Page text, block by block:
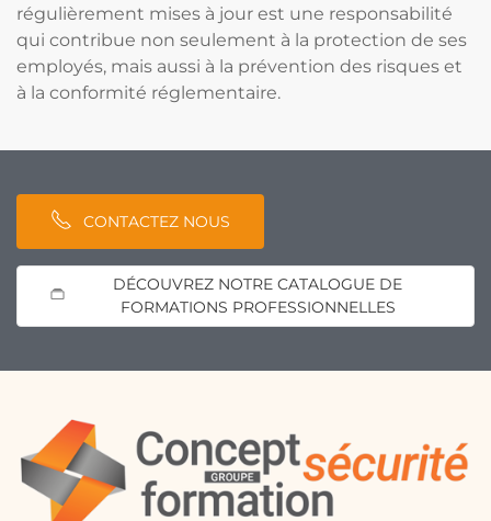
régulièrement mises à jour est une responsabilité
qui contribue non seulement à la protection de ses
employés, mais aussi à la prévention des risques et
à la conformité réglementaire.
CONTACTEZ NOUS
DÉCOUVREZ NOTRE CATALOGUE DE
FORMATIONS PROFESSIONNELLES